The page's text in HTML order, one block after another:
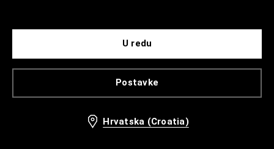
Postavke
U redu
Hrvatska (Croatia)